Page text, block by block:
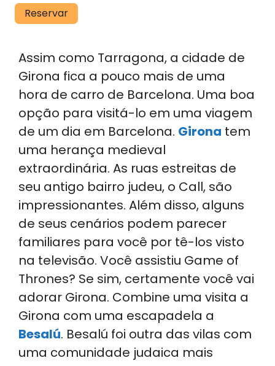
ReservarPaisagens
da
Brava
Assim como Tarragona, a cidade de
Girona fica a pouco mais de uma
hora de carro de Barcelona. Uma boa
opção para visitá-lo em uma viagem
de um dia em Barcelona. Girona tem
uma herança medieval
extraordinária. As ruas estreitas de
seu antigo bairro judeu, o Call, são
impressionantes. Além disso, alguns
de seus cenários podem parecer
familiares para você por tê-los visto
na televisão. Você assistiu Game of
Thrones? Se sim, certamente você vai
adorar Girona. Combine uma visita a
Girona com uma escapadela a
Besalú. Besalú foi outra das vilas com
uma comunidade judaica mais